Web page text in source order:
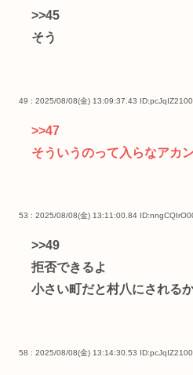
>>45
そう
49 : 2025/08/08(金) 13:09:37.43
>>47
そういうのって入らなアカ
53 : 2025/08/08(金) 13:11:00.84
>>49
拒否できるよ
小さい町だと村八にされる
58 : 2025/08/08(金) 13:14:30.53